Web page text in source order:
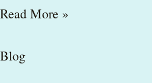
Read More »
Blog